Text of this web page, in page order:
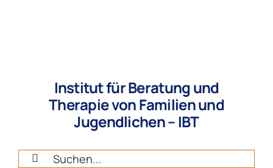
Institut für Beratung und
Therapie von Familien und
Jugendlichen – IBT
Suche